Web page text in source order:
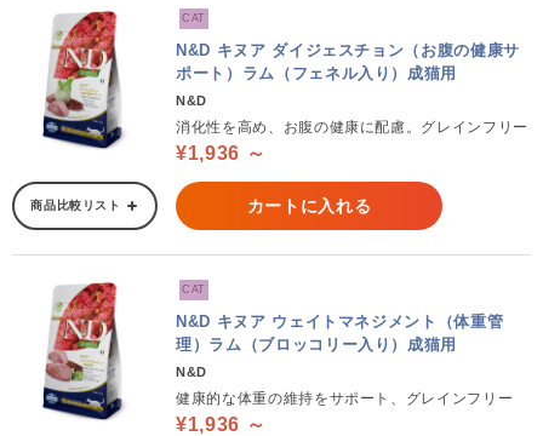
CAT
N&D キヌア ダイジェスチョン（お腹の健康サ
ポート）ラム（フェネル入り）成猫用
N&D
消化性を高め、お腹の健康に配慮。グレインフリー
¥1,936 ～
商品比較リスト カートに入れる
CAT
N&D キヌア ウェイトマネジメント（体重管
理）ラム（ブロッコリー入り）成猫用
N&D
健康的な体重の維持をサポート、グレインフリー
¥1,936 ～